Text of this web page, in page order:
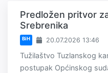
Predložen pritvor
Srebrenika
BiH 20.07.2026 13:46
Tužilaštvo Tuzlanskog
postupak Općinskog